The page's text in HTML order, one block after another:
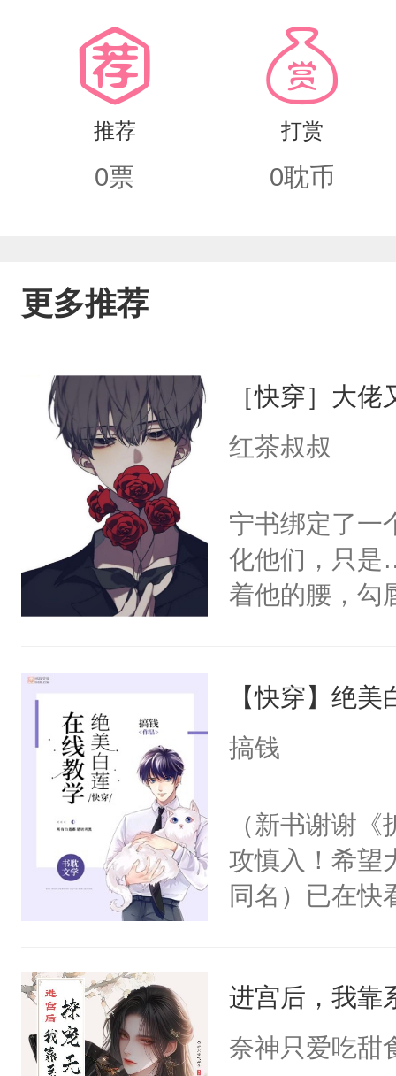
推荐
0票
打赏
0耽币
更多推荐
［快穿］大
红茶叔叔
宁书绑定了一
化他们，只是
着他的腰，勾
来，给老公
用力——为你
【快穿】绝
搞钱
（新书谢谢
攻慎入！希望
同名）已在快
成为所有白莲
I，他们决定
进宫后，我靠
奈神只爱吃甜